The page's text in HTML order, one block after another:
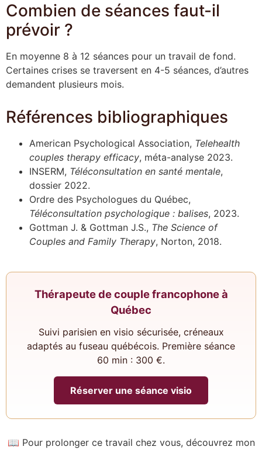
Combien de séances faut-il
prévoir ?
En moyenne 8 à 12 séances pour un travail de fond.
Certaines crises se traversent en 4-5 séances, d’autres
demandent plusieurs mois.
Références bibliographiques
American Psychological Association, Telehealth
couples therapy efficacy, méta-analyse 2023.
INSERM, Téléconsultation en santé mentale,
dossier 2022.
Ordre des Psychologues du Québec,
Téléconsultation psychologique : balises, 2023.
Gottman J. & Gottman J.S., The Science of
Couples and Family Therapy, Norton, 2018.
Thérapeute de couple francophone à
Québec
Suivi parisien en visio sécurisée, créneaux
adaptés au fuseau québécois. Première séance
60 min : 300 €.
Réserver une séance visio
📖 Pour prolonger ce travail chez vous, découvrez mon